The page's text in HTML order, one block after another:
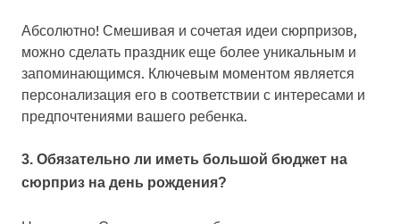
Абсолютно! Смешивая и сочетая идеи сюрпризов,
можно сделать праздник еще более уникальным и
запоминающимся. Ключевым моментом является
персонализация его в соответствии с интересами и
предпочтениями вашего ребенка.
3. Обязательно ли иметь большой бюджет на
сюрприз на день рождения?